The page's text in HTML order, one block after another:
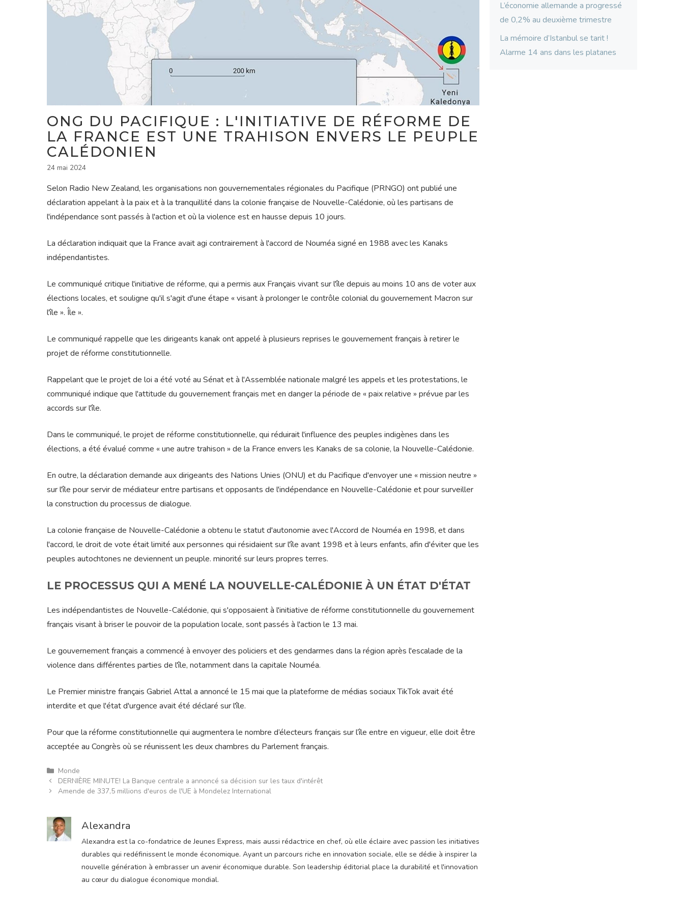
ONG DU PACIFIQUE : L'INITIATIVE DE RÉFORME DE
LA FRANCE EST UNE TRAHISON ENVERS LE PEUPLE
CALÉDONIEN
24 mai 2024
Selon Radio New Zealand, les organisations non gouvernementales régionales du Pacifique (PRNGO) ont publié une
déclaration appelant à la paix et à la tranquillité dans la colonie française de Nouvelle-Calédonie, où les partisans de
l'indépendance sont passés à l'action et où la violence est en hausse depuis 10 jours.
La déclaration indiquait que la France avait agi contrairement à l'accord de Nouméa signé en 1988 avec les Kanaks
indépendantistes.
Le communiqué critique l'initiative de réforme, qui a permis aux Français vivant sur l'île depuis au moins 10 ans de voter aux
élections locales, et souligne qu'il s'agit d'une étape « visant à prolonger le contrôle colonial du gouvernement Macron sur
l'île ». Île ».
Le communiqué rappelle que les dirigeants kanak ont ​​appelé à plusieurs reprises le gouvernement français à retirer le
projet de réforme constitutionnelle.
Rappelant que le projet de loi a été voté au Sénat et à l'Assemblée nationale malgré les appels et les protestations, le
communiqué indique que l'attitude du gouvernement français met en danger la période de « paix relative » prévue par les
accords sur l'île.
Dans le communiqué, le projet de réforme constitutionnelle, qui réduirait l'influence des peuples indigènes dans les
élections, a été évalué comme « une autre trahison » de la France envers les Kanaks de sa colonie, la Nouvelle-Calédonie.
En outre, la déclaration demande aux dirigeants des Nations Unies (ONU) et du Pacifique d'envoyer une « mission neutre »
sur l'île pour servir de médiateur entre partisans et opposants de l'indépendance en Nouvelle-Calédonie et pour surveiller
la construction du processus de dialogue.
La colonie française de Nouvelle-Calédonie a obtenu le statut d'autonomie avec l'Accord de Nouméa en 1998, et dans
l'accord, le droit de vote était limité aux personnes qui résidaient sur l'île avant 1998 et à leurs enfants, afin d'éviter que les
peuples autochtones ne deviennent un peuple. minorité sur leurs propres terres.
LE PROCESSUS QUI A MENÉ LA NOUVELLE-CALÉDONIE À UN ÉTAT D'ÉTAT
Les indépendantistes de Nouvelle-Calédonie, qui s'opposaient à l'initiative de réforme constitutionnelle du gouvernement
français visant à briser le pouvoir de la population locale, sont passés à l'action le 13 mai.
Le gouvernement français a commencé à envoyer des policiers et des gendarmes dans la région après l'escalade de la
violence dans différentes parties de l'île, notamment dans la capitale Nouméa.
Le Premier ministre français Gabriel Attal a annoncé le 15 mai que la plateforme de médias sociaux TikTok avait été
interdite et que l'état d'urgence avait été déclaré sur l'île.
Pour que la réforme constitutionnelle qui augmentera le nombre d’électeurs français sur l’île entre en vigueur, elle doit être
acceptée au Congrès où se réunissent les deux chambres du Parlement français.
Catégories
Monde
DERNIÈRE MINUTE! La Banque centrale a annoncé sa décision sur les taux d'intérêt
Amende de 337,5 millions d'euros de l'UE à Mondelez International
Alexandra
Alexandra est la co-fondatrice de Jeunes Express, mais aussi rédactrice en chef, où elle éclaire avec passion les initiatives
durables qui redéfinissent le monde économique. Ayant un parcours riche en innovation sociale, elle se dédie à inspirer la
nouvelle génération à embrasser un avenir économique durable. Son leadership éditorial place la durabilité et l'innovation
au cœur du dialogue économique mondial.
L’économie allemande a progressé
de 0,2% au deuxième trimestre
La mémoire d’Istanbul se tarit !
Alarme 14 ans dans les platanes